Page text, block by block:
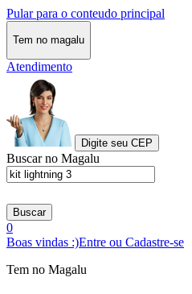
Pular para o conteudo principal
Tem no magalu
Atendimento
Digite seu CEP
Buscar no Magalu
Buscar
0
Boas vindas :)Entre ou Cadastre-se
Tem no Magalu